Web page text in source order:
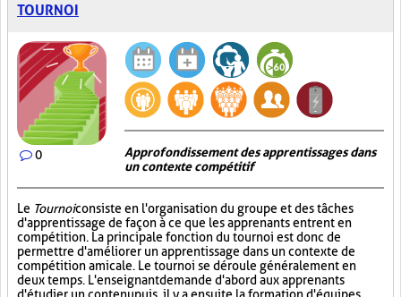
TOURNOI
0
Approfondissement des apprentissages dans
un contexte compétitif
Le Tournoiconsiste en l'organisation du groupe et des tâches
d'apprentissage de façon à ce que les apprenants entrent en
compétition. La principale fonction du tournoi est donc de
permettre d'améliorer un apprentissage dans un contexte de
compétition amicale. Le tournoi se déroule généralement en
deux temps. L'enseignant demande d'abord aux apprenants